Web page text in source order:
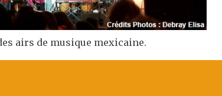
airs de musique mexicaine.